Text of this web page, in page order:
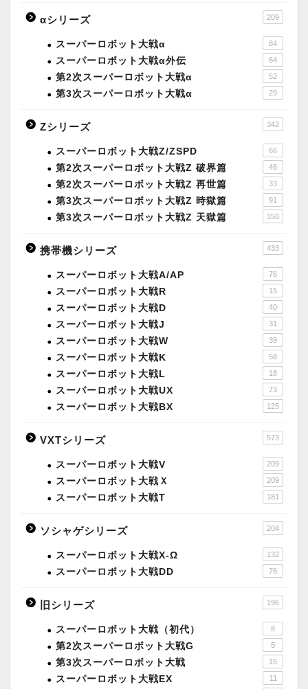
αシリーズ 209
スーパーロボット大戦α 84
スーパーロボット大戦α外伝 64
第2次スーパーロボット大戦α 52
第3次スーパーロボット大戦α 29
Zシリーズ 342
スーパーロボット大戦Z/ZSPD 66
第2次スーパーロボット大戦Z 破界篇 46
第2次スーパーロボット大戦Z 再世篇 33
第3次スーパーロボット大戦Z 時獄篇 91
第3次スーパーロボット大戦Z 天獄篇 150
携帯機シリーズ 433
スーパーロボット大戦A/AP 76
スーパーロボット大戦R 15
スーパーロボット大戦D 40
スーパーロボット大戦J 31
スーパーロボット大戦W 39
スーパーロボット大戦K 58
スーパーロボット大戦L 18
スーパーロボット大戦UX 73
スーパーロボット大戦BX 125
VXTシリーズ 573
スーパーロボット大戦V 209
スーパーロボット大戦Ｘ 209
スーパーロボット大戦T 181
ソシャゲシリーズ 204
スーパーロボット大戦X-Ω 132
スーパーロボット大戦DD 76
旧シリーズ 196
スーパーロボット大戦（初代） 8
第2次スーパーロボット大戦G 5
第3次スーパーロボット大戦 15
スーパーロボット大戦EX 11